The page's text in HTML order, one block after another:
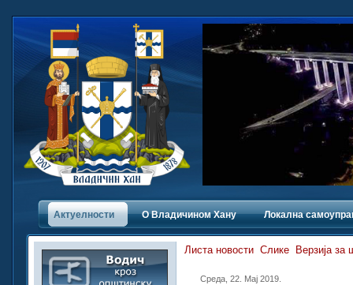
Актуелности О Владичинoм Хану Локална
Листа новости Слике Верзија за
Среда, 22. Мај 2019.